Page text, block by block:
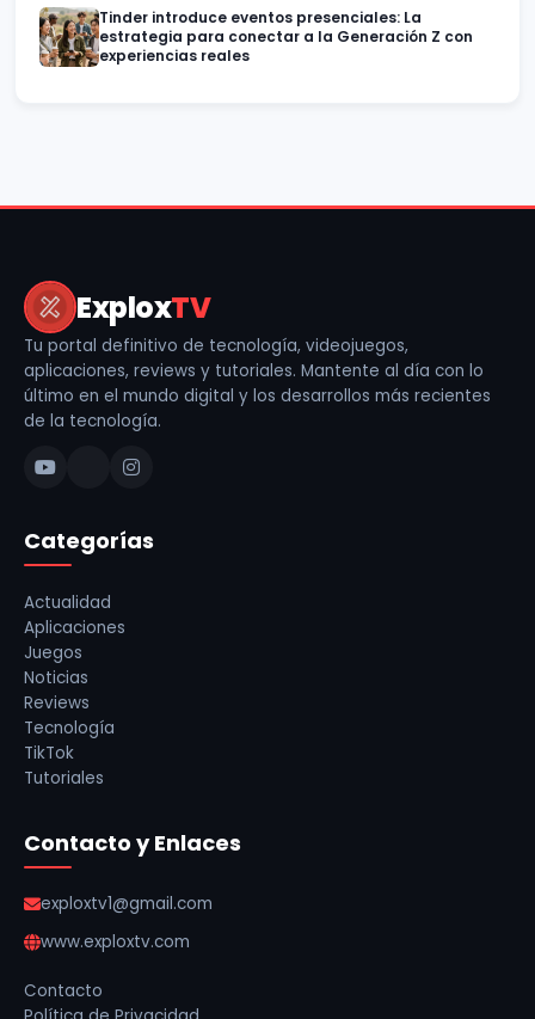
Tinder introduce eventos presenciales: La
estrategia para conectar a la Generación Z con
experiencias reales
ExploxTV
Tu portal definitivo de tecnología, videojuegos,
aplicaciones, reviews y tutoriales. Mantente al día con lo
último en el mundo digital y los desarrollos más recientes
de la tecnología.
Categorías
Actualidad
Aplicaciones
Juegos
Noticias
Reviews
Tecnología
TikTok
Tutoriales
Contacto y Enlaces
exploxtv1@gmail.com
www.exploxtv.com
Contacto